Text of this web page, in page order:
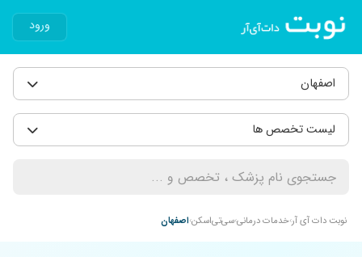
ورود
اصفهان
لیست تخصص ها
نوبت دات آی آر خدمات درمانیسی‌تی‌اسکن اصفهان